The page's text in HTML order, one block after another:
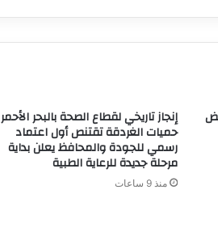
إنجاز تاريخي لقطاع الصحة بالبحر الأحمر
حميات الغردقة تقتنص أول اعتماد
رسمي للجودة والمحافظ يعلن بداية
مرحلة جديدة للرعاية الطبية
منذ 9 ساعات